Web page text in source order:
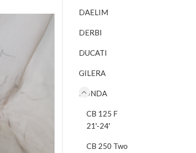
DAELIM
DERBI
DUCATI
GILERA
HONDA
CB 125 F
21'-24'
CB 250 Two